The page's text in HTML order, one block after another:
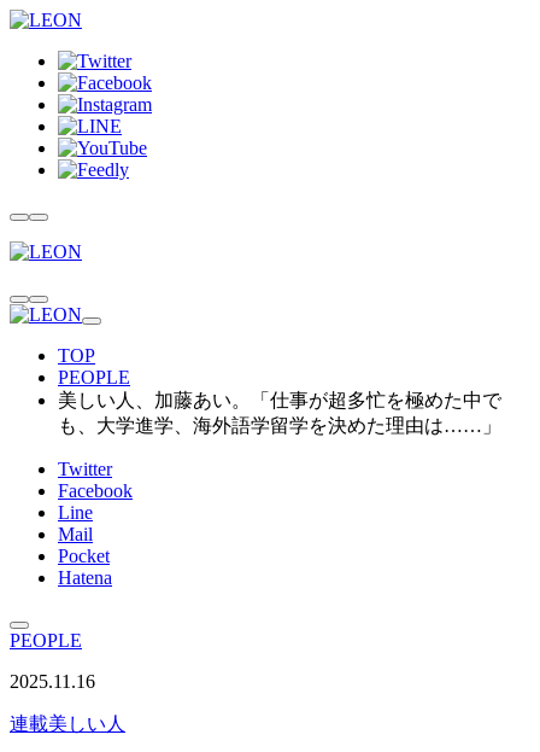
TOP
PEOPLE
美しい人、加藤あい。「仕事が超多忙を極めた中で
も、大学進学、海外語学留学を決めた理由は……」
Twitter
Facebook
Line
Mail
Pocket
Hatena
PEOPLE
2025.11.16
連載美しい人